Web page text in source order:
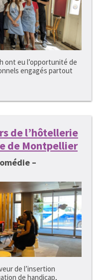
ont eu l’opportunité de
engagés partout
de l’hôtellerie
de Montpellier
–
de l’insertion
de handicap,